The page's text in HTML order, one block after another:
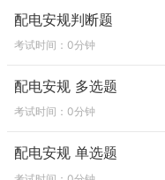
配电安规判断题
考试时间：0分钟
配电安规 多选题
考试时间：0分钟
配电安规 单选题